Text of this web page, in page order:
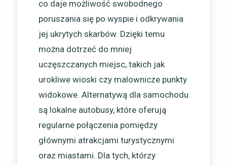
co daje możliwość swobodnego
poruszania się po wyspie i odkrywania
jej ukrytych skarbów. Dzięki temu
można dotrzeć do mniej
uczęszczanych miejsc, takich jak
urokliwe wioski czy malownicze punkty
widokowe. Alternatywą dla samochodu
są lokalne autobusy, które oferują
regularne połączenia pomiędzy
głównymi atrakcjami turystycznymi
oraz miastami. Dla tych, którzy